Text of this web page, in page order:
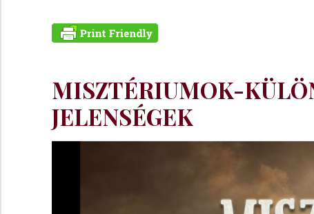
MISZTÉRIUMOK-
JELENSÉGEK